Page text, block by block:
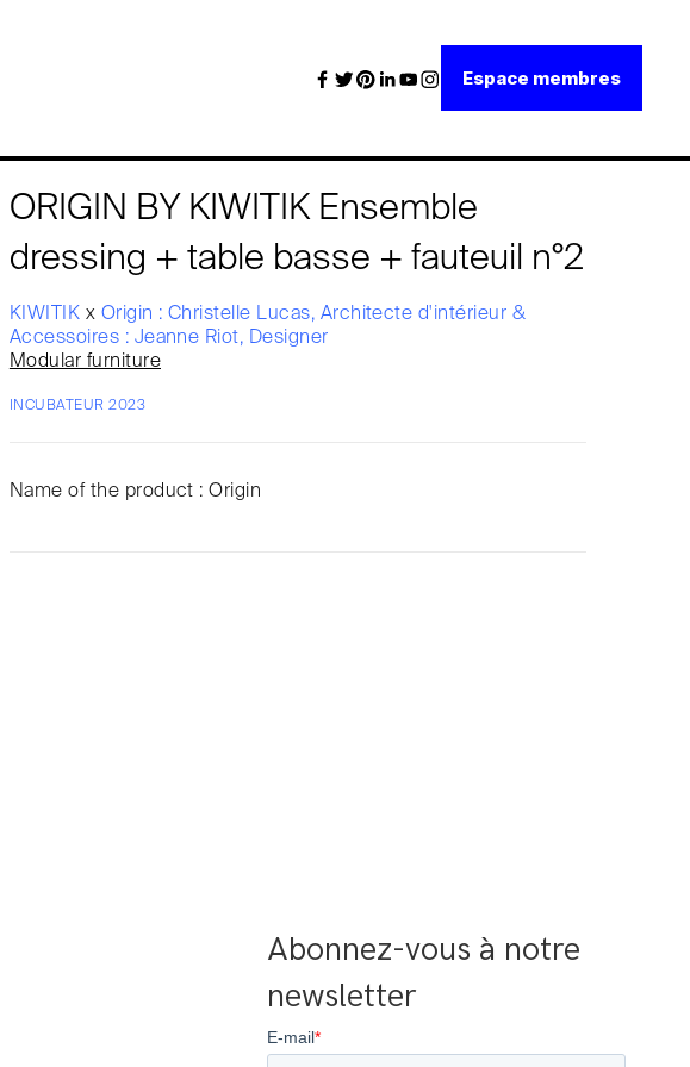
Espace membres
ORIGIN BY KIWITIK Ensemble
dressing + table basse + fauteuil n°2
KIWITIK x Origin : Christelle Lucas, Architecte d'intérieur &
Accessoires : Jeanne Riot, Designer
Modular furniture
INCUBATEUR 2023
Name of the product : Origin
Abonnez-vous à notre
newsletter